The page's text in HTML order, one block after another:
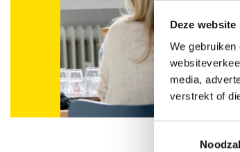
Deze
We
media,
verstrekt of